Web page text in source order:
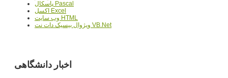
پاسکال Pascal
اکسل Excel
وب سايت HTML
ويژوال بيسيک دات نت VB.Net
اخبار دانشگاهی